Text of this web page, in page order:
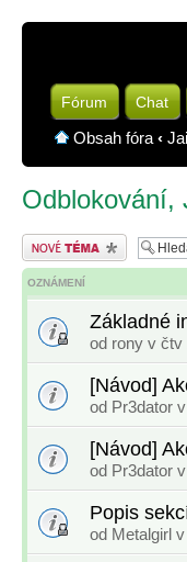
Fórum Chat
Obsah fóra ‹
Odblokování,
Odeslat nové téma
OZNÁMENÍ
Základné
od rony v čtv
[Návod]
od Pr3dator
[Návod]
od Pr3dator
Popis
od Metalgirl v